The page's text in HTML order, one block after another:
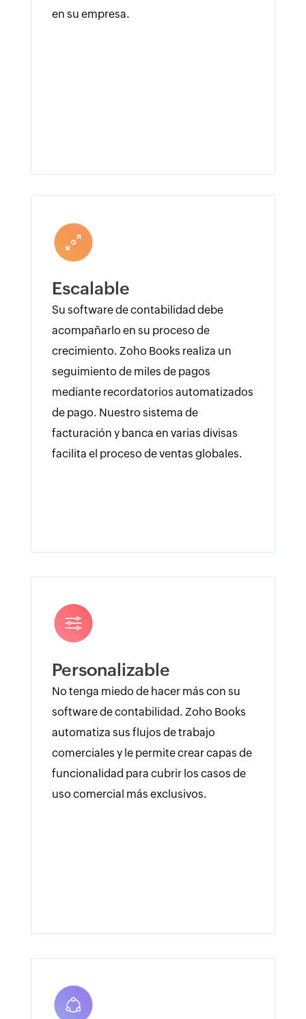
en su empresa.
Escalable
Su software de contabilidad debe
acompañarlo en su proceso de
crecimiento. Zoho Books realiza un
seguimiento de miles de pagos
mediante recordatorios automatizados
de pago. Nuestro sistema de
facturación y banca en varias divisas
facilita el proceso de ventas globales.
Personalizable
No tenga miedo de hacer más con su
software de contabilidad. Zoho Books
automatiza sus flujos de trabajo
comerciales y le permite crear capas de
funcionalidad para cubrir los casos de
uso comercial más exclusivos.